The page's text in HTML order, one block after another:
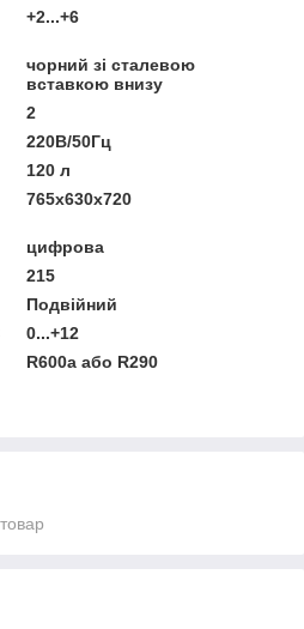
+2...+6
чорний зі сталевою
вставкою внизу
2
220В/50Гц
120 л
765х630х720
цифрова
215
Подвійний
0...+12
R600a або R290